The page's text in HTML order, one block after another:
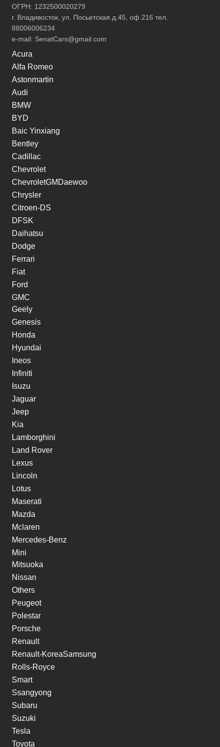
ОГРН: 1232500020279
г. Владивосток, ул. Посьетская д.45, оф.216 тел.
88006006234
e-mail: SenatCars@gmail.com
Acura
Alfa Romeo
Astonmartin
Audi
BMW
BYD
Baic Yinxiang
Bentley
Cadillac
Chevrolet
ChevroletGMDaewoo
Chrysler
Citroen-DS
DFSK
Daihatsu
Dodge
Ferrari
Fiat
Ford
GMC
Geely
Genesis
Honda
Hyundai
Ineos
Infiniti
Isuzu
Jaguar
Jeep
Kia
Lamborghini
Land Rover
Lexus
Lincoln
Lotus
Maserati
Mazda
Mclaren
Mercedes-Benz
Mini
Mitsuoka
Nissan
Others
Peugeot
Polestar
Porsche
Renault
Renault-KoreaSamsung
Rolls-Royce
Smart
Ssangyong
Subaru
Suzuki
Tesla
Toyota